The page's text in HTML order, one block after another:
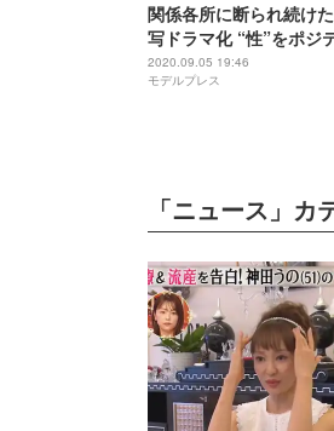
関係各所に断られ続け
写ドラマ化 “性”をポジ
に描く新時代の多様性エ
ント「17.3 about a sex
2020.09.05 19:46
モデルプレス
「ニュース」